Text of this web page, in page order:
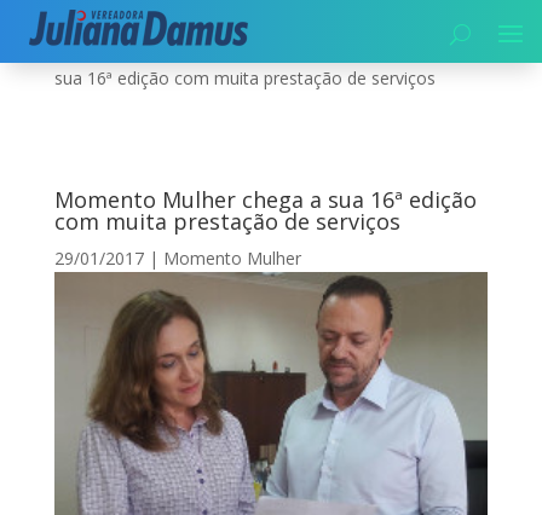
Início|Momento Mulher
Momento Mulher chega a
sua 16ª edição com muita prestação de serviços
Momento Mulher chega a sua 16ª edição
com muita prestação de serviços
29/01/2017| Momento Mulher